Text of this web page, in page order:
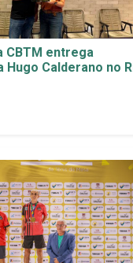
CBTM entrega
Hugo Calderano no